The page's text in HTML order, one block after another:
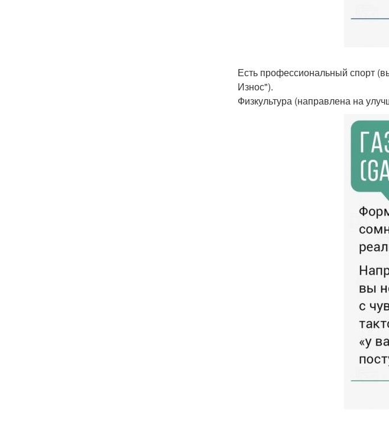
Есть профессиональный спорт
Износ").
Физкультура (направлена на